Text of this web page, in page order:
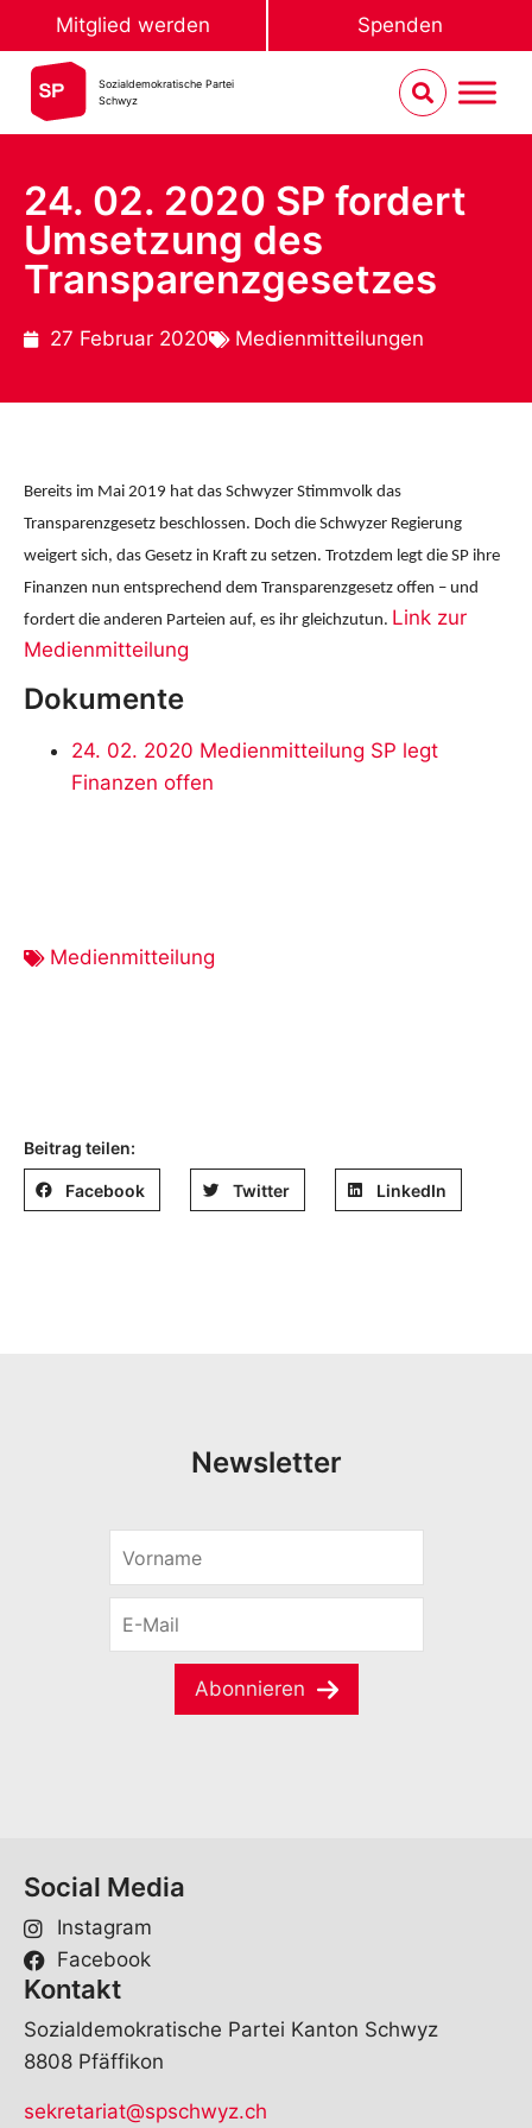
Mitglied werden Spenden
Sozialdemokratische Partei
Schwyz
24. 02. 2020 SP fordert
Umsetzung des
Transparenzgesetzes
27 Februar 2020 Medienmitteilungen
Bereits im Mai 2019 hat das Schwyzer Stimmvolk das
Transparenzgesetz beschlossen. Doch die Schwyzer Regierung
weigert sich, das Gesetz in Kraft zu setzen. Trotzdem legt die SP ihre
Finanzen nun entsprechend dem Transparenzgesetz offen – und
fordert die anderen Parteien auf, es ihr gleichzutun. Link zur
Medienmitteilung
Dokumente
24. 02. 2020 Medienmitteilung SP legt
Finanzen offen
Medienmitteilung
Beitrag teilen:
Facebook Twitter LinkedIn
Newsletter
r
M
Abonnieren
Social Media
Instagram
Facebook
Kontakt
Sozialdemokratische Partei Kanton Schwyz
8808 Pfäffikon
sekretariat@spschwyz.ch